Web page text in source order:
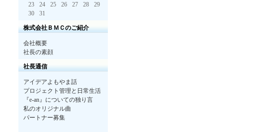
23
30
24
31
25
26
27
28
29
株式会社ＢＭＣのご紹介
会社概要
社長の素顔
社長通信
アイデアよもやま話
プロジェクト管理と日常生活
『e-an』についての独り言
私のオリジナル曲
パートナー募集